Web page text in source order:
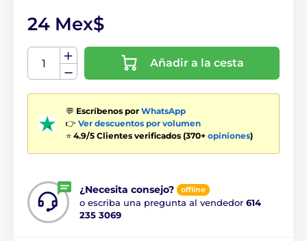
24 Mex$
Añadir a la cesta
💬 Escríbenos por WhatsApp
👉 Ver descuentos por volumen
⭐ 4.9/5 Clientes verificados (370+ opiniones)
¿Necesita consejo? offline
o escriba una pregunta al vendedor 614
235 3069